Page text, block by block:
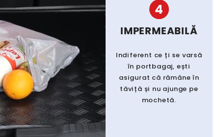
4
IMPERMEABILĂ
Indiferent ce ți se varsă
în portbagaj, ești
asigurat că rămâne în
tăviță și nu ajunge pe
mochetă.